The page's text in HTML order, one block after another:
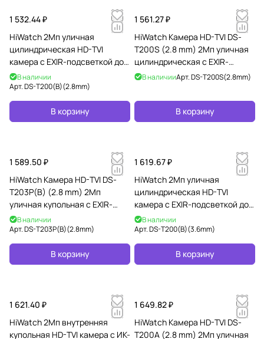
1 532.44 ₽
HiWatch 2Мп уличная
цилиндрическая HD-TVI
камера с EXIR-подсветкой до
20мВ наличии
Арт.DS-T200(B)(2.8mm)
В корзину
1 561.27 ₽
HiWatch Камера HD-TVI DS-
T200S (2.8 mm) 2Мп уличная
цилиндрическая с EXIR-
подсветкой до 30м
В наличииАрт.DS-T200S(2.8mm)
В корзину
1 589.50 ₽
HiWatch Камера HD-TVI DS-
T203P(B) (2.8 mm) 2Мп
уличная купольная с EXIR-
подсветкой до 20м и
технологией PoC
В наличии
Арт.DS-T203P(B)(2.8mm)
В корзину
1 619.67 ₽
HiWatch 2Мп уличная
цилиндрическая HD-TVI
камера с EXIR-подсветкой до
20мВ наличии
Арт.DS-T200(B)(3.6mm)
В корзину
1 621.40 ₽
HiWatch 2Мп внутренняя
купольная HD-TVI камера с ИК-
1 649.82 ₽
HiWatch Камера HD-TVI DS-
T200A (2.8 mm) 2Мп уличная